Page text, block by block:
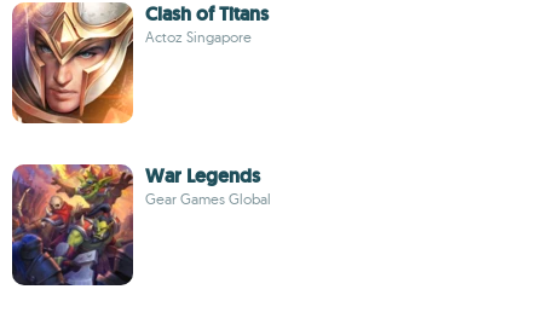
Clash of Titans
Actoz Singapore
War Legends
Gear Games Global